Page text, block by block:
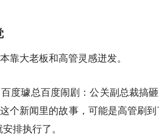
靠大老板和高管灵感迸发。
度璩总百度闹剧：公关副总裁搞
个新闻里的故事，可能是高管刷
排执行了。